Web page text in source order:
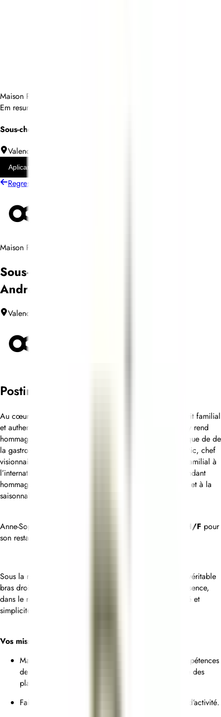
Maison Pic
Em resumo
Sous-chef de cuisine H/F - Bistrot André
Valence
Aplicar
Regressar à lista de empregos
Maison Pic
Sous-chef de cuisine H/F - Bistrot
André
Valence
Posting details
Au cœur de la Maison Pic, le bistrot André incarne l’esprit familial
et authentique de la maison. La Cheffe Anne-Sophie Pic y rend
hommage à son grand-père André Pic, figure emblématique de de
la gastronomie des années 1930, et à son père Jacques Pic, chef
visionnaire qui a su faire rayonner l’excellence culinaire familial à
l’international. Ici, la cuisine s’écrit au présent, tout en rendant
hommage au passé une cuisine sincère, fidèle au produit et à la
saisonnalité.
Anne-Sophie Pic recrute son/sa prochain(e) Sous-Chef H/F pour
son restaurant André.
Sous la responsabilité du Chef de cuisine, vous êtes son véritable
bras droit et assurez la direction de la brigade en son absence,
dans le respect des valeurs du bistrot : rigueur, générosité et
simplicité maîtrisée.
Vos missions principales :
Manager la brigade en veillant à la montée en compétences
de chacun et à la régularité, la qualité et la justesse des
plats.
Faire preuve d’adaptation pour gérer les variations d’activité.